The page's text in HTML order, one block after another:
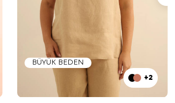
BÜYÜK BEDEN
+2